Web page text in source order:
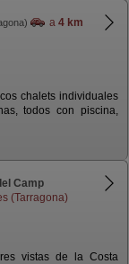
a 4 km
chalets individuales
todos con piscina,
Camp
(Tarragona)
vistas de la Costa